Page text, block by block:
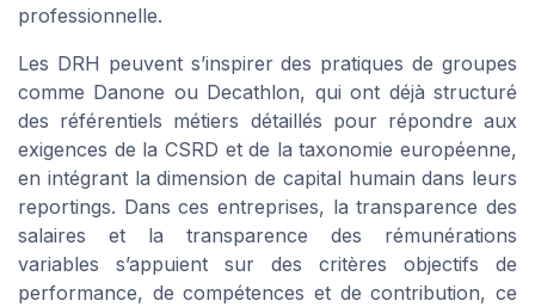
professionnelle.
Les DRH peuvent s’inspirer des pratiques de groupes
comme Danone ou Decathlon, qui ont déjà structuré
des référentiels métiers détaillés pour répondre aux
exigences de la CSRD et de la taxonomie européenne,
en intégrant la dimension de capital humain dans leurs
reportings. Dans ces entreprises, la transparence des
salaires et la transparence des rémunérations
variables s’appuient sur des critères objectifs de
performance, de compétences et de contribution, ce